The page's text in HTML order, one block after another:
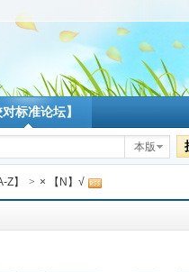
对标准论坛】
本版
Z】 > × 【N】√